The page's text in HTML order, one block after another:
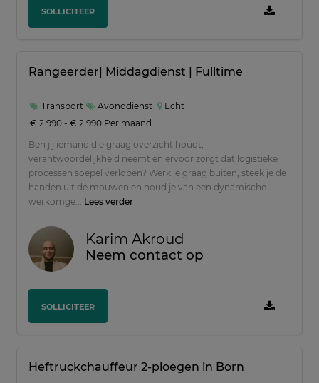
Management
Administratief / Secretarieel
Marketing / Communicatie
Bouw
Horeca / Recreatie / Toerisme
Infra
Magazijn / Logistiek
Zorg / Welzijn
Schoonmaak
SOLLICITEER
Rangeerder| Middagdienst | Fulltime
Transport Avonddienst
Echt
€ 2.990 - € 2.990 Per maand
Ben jij iemand die graag overzicht houdt,
verantwoordelijkheid neemt en ervoor zorgt dat logistieke
processen soepel verlopen? Werk je graag buiten, steek je de
handen uit de mouwen en houd je van een dynamische
werkomge... Lees verder
Karim Akroud
Neem contact op
SOLLICITEER
Heftruckchauffeur 2-ploegen in Born